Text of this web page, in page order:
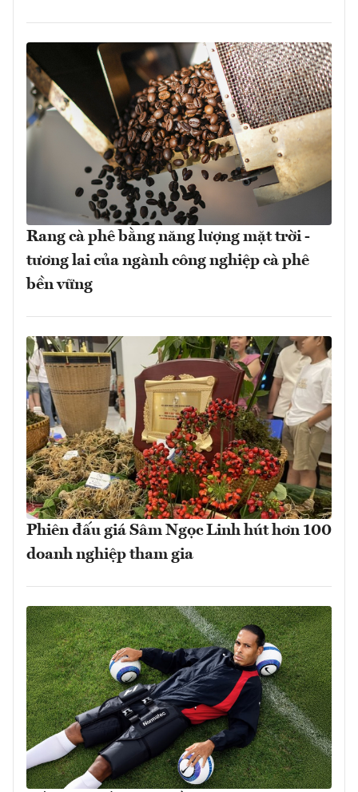
Rang cà phê bằng năng lượng mặt trời -
tương lai của ngành công nghiệp cà phê
bền vững
Phiên đấu giá Sâm Ngọc Linh hút hơn 100
doanh nghiệp tham gia